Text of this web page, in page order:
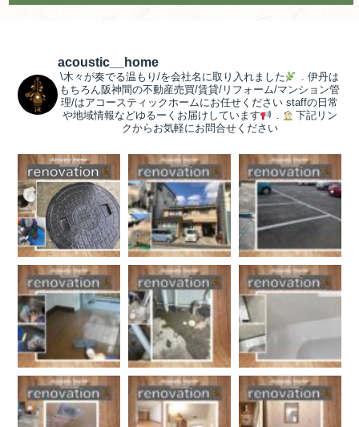
acoustic__home
\木々が奏でる温もり/を会社名に取り入れました . 伊丹は
もちろん阪神間の不動産売買/賃貸/リフォーム/マンション管
理/はアコースティックホームにお任せください staffの日常
や地域情報などゆるーくお届けしています
.
下記リン
クからお気軽にお問合せください